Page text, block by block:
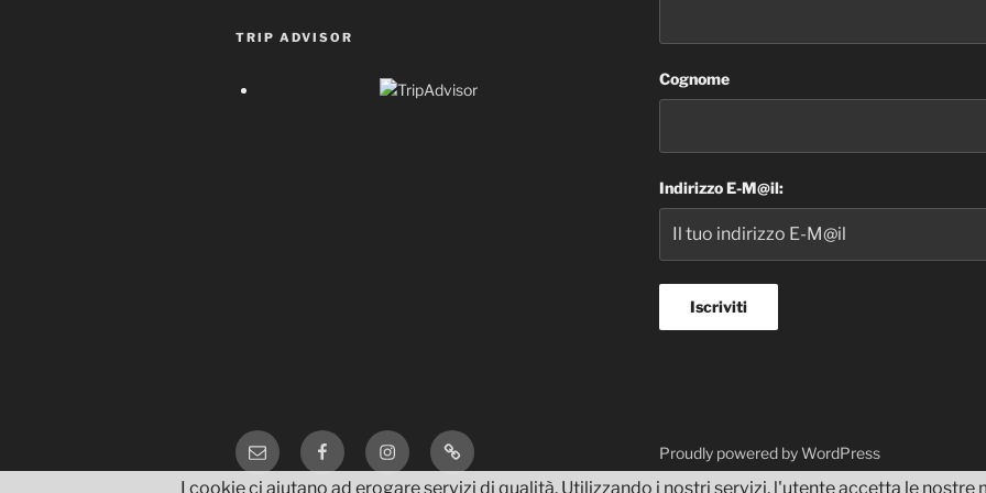
TRIP ADVISOR
Cognome
Indirizzo E-M@il:
Email FacebookInstagramTripAdvisor Proudly powered by WordPress
I cookie ci aiutano ad erogare servizi di qualità. Utilizzando i nostri servizi, l'utente accetta le nostre